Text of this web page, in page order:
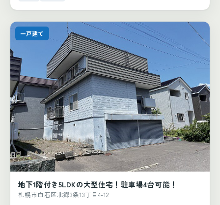
一戸建て
地下1階付き5LDKの大型住宅！駐車場4台可能！
札幌市白石区北郷3条13丁目4-12